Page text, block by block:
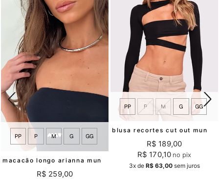
PP P M G GG
R$ 259,00
PP P M G GG
R$ 189,00
R$ 170,10 no pix
3xde R$ 63,00sem juros